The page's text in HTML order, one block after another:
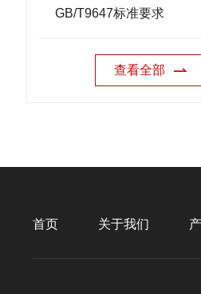
GB/T9647标准要求
查看全部
首页 关于我们